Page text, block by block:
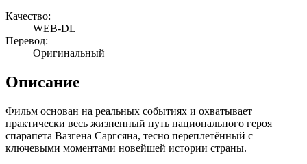
Качество:
WEB-DL
Перевод:
Оригинальный
Описание
Фильм основан на реальных событиях и охватывает
практически весь жизненный путь национального героя
спарапета Вазгена Саргсяна, тесно переплетённый с
ключевыми моментами новейшей истории страны.